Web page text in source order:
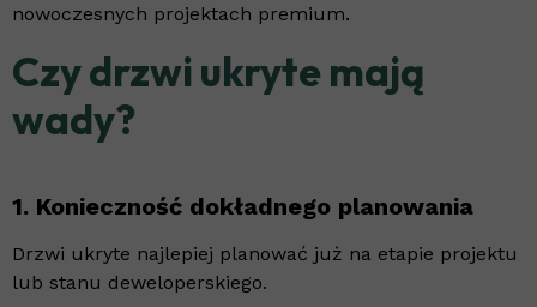
nowoczesnych projektach premium.
Czy drzwi ukryte mają
wady?
1. Konieczność dokładnego planowania
Drzwi ukryte najlepiej planować już na etapie projektu
lub stanu deweloperskiego.